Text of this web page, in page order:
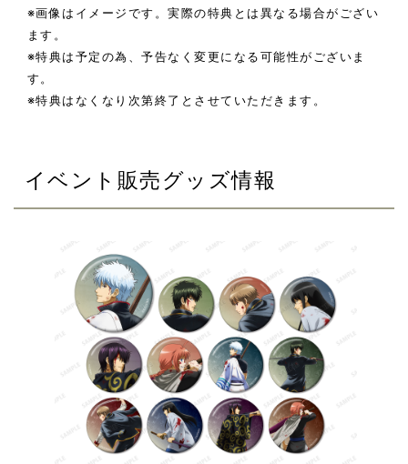
※画像はイメージです。実際の特典とは異なる場合がござい
ます。
※特典は予定の為、予告なく変更になる可能性がございま
す。
※特典はなくなり次第終了とさせていただきます。
イベント販売グッズ情報